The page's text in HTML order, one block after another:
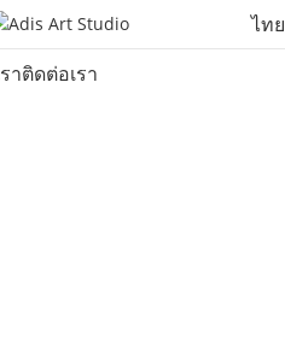
ไทย
าติดต่อเรา